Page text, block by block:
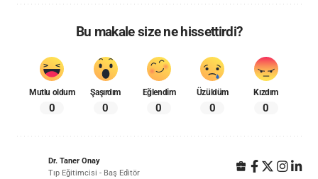
Bu makale size ne hissettirdi?
Mutlu oldum
0
Şaşırdım
0
Eğlendim
0
Üzüldüm
0
Kızdım
0
Dr. Taner Onay
Tıp Eğitimcisi - Baş Editör